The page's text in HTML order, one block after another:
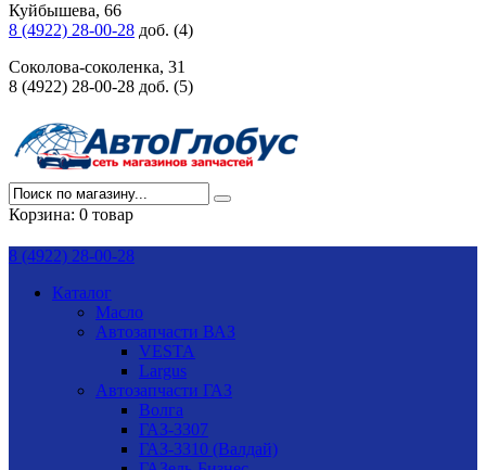
Куйбышева, 66
8 (4922) 28-00-28 доб. (4)
Соколова-соколенка, 31
8 (4922) 28-00-28 доб. (5)
Корзина: 0 товар
8 (4922) 28-00-28
Каталог
Масло
Автозапчасти ВАЗ
VESTA
Largus
Автозапчасти ГАЗ
Волга
ГАЗ-3307
ГАЗ-3310 (Валдай)